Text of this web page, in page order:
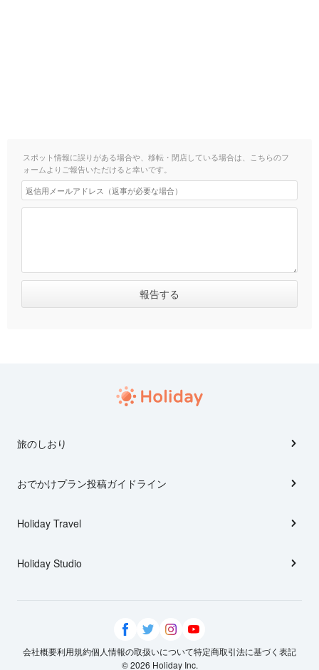
スポット情報に誤りがある場合や、移転・閉店している場合は、こちらのフ
ォームよりご報告いただけると幸いです。
旅のしおり
おでかけプラン投稿ガイドライン
Holiday Travel
Holiday Studio
会社概要利用規約個人情報の取扱いについて特定商取引法に基づく表記
© 2026 Holiday Inc.